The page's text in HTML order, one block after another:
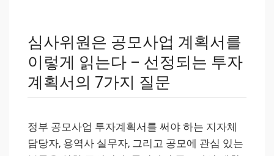
심사위원은 공모사업 계획서를
이렇게 읽는다 – 선정되는 투자
계획서의 7가지 질문
정부 공모사업 투자계획서를 써야 하는 지자체
담당자, 용역사 실무자, 그리고 공모에 관심 있는